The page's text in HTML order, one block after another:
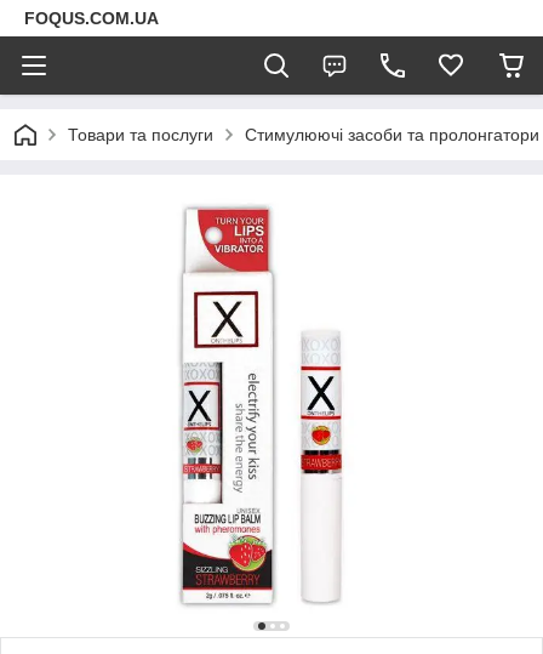
FOQUS.COM.UA
Товари та послуги Стимулюючі засоби та пролонгатори